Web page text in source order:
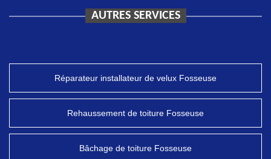
AUTRES SERVICES
Réparateur installateur de velux Fosseuse
Rehaussement de toiture Fosseuse
Bâchage de toiture Fosseuse